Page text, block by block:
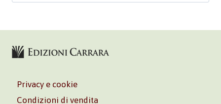
Privacy e cookie
Condizioni di vendita